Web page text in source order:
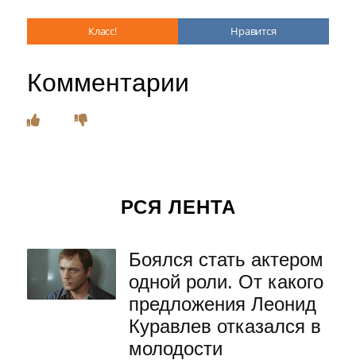
Класс! Нравится
Комментарии
РСЯ ЛЕНТА
Боялся стать актером
одной роли. От какого
предложения Леонид
Куравлев отказался в
молодости